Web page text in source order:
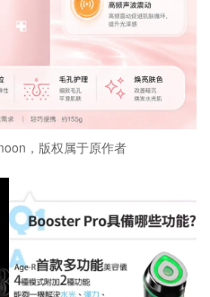
，版权属于原作者